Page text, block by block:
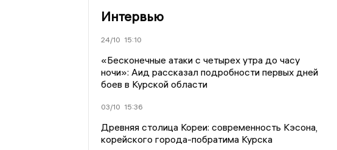
Интервью
24/10 15:10
«Бесконечные атаки с четырех утра до часу
ночи»: Аид рассказал подробности первых дней
боев в Курской области
03/10 15:36
Древняя столица Кореи: современность Кэсона,
корейского города-побратима Курска